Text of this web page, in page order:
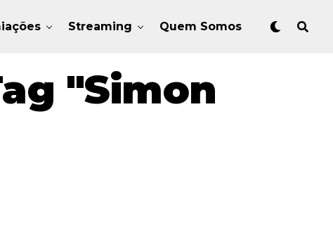
Streaming Quem Somos
"Simon